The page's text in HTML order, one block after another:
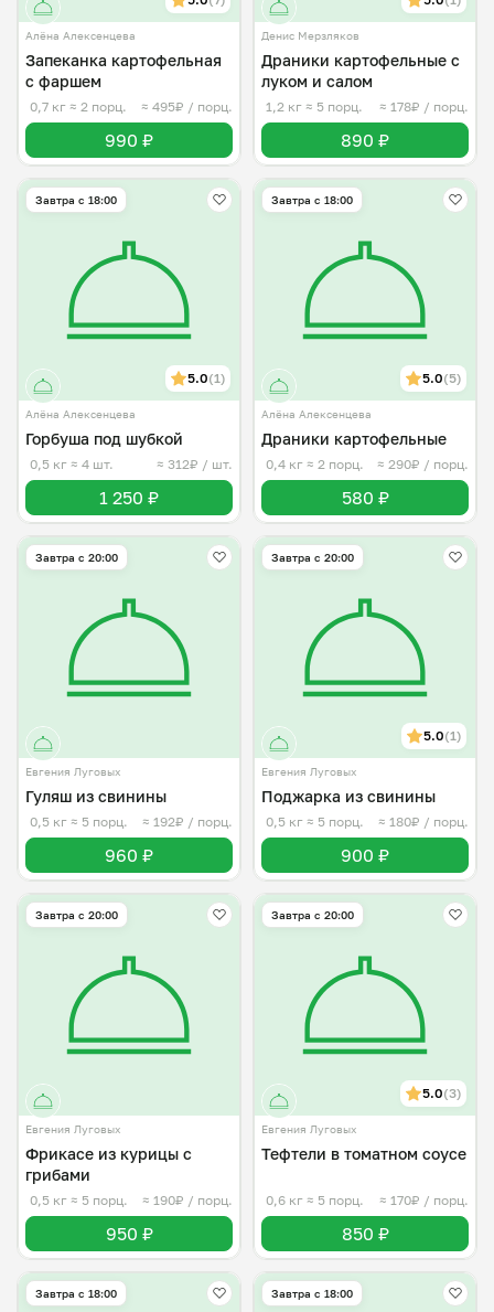
Алёна Алексенцева
Запеканка картофельная
с фаршем
0,7 кг ≈ 2 порц. ≈ 495₽ / порц.
990 ₽
Денис Мерзляков
Драники картофельные с
луком и салом
1,2 кг ≈ 5 порц. ≈ 178₽ / порц.
890 ₽
Завтра c 18:00
5.0(1)
Алёна Алексенцева
Горбуша под шубкой
0,5 кг ≈ 4 шт. ≈ 312₽ / шт.
1 250 ₽
Завтра c 18:00
5.0(5)
Алёна Алексенцева
Драники картофельные
0,4 кг ≈ 2 порц. ≈ 290₽ / порц.
580 ₽
Завтра c 20:00
Евгения Луговых
Гуляш из свинины
0,5 кг ≈ 5 порц. ≈ 192₽ / порц.
960 ₽
Завтра c 20:00
5.0(1)
Евгения Луговых
Поджарка из свинины
0,5 кг ≈ 5 порц. ≈ 180₽ / порц.
900 ₽
Завтра c 20:00
Евгения Луговых
Фрикасе из курицы с
грибами
0,5 кг ≈ 5 порц. ≈ 190₽ / порц.
950 ₽
Завтра c 20:00
5.0(3)
Евгения Луговых
Тефтели в томатном соусе
0,6 кг ≈ 5 порц. ≈ 170₽ / порц.
850 ₽
Завтра c 18:00 Завтра c 18:00